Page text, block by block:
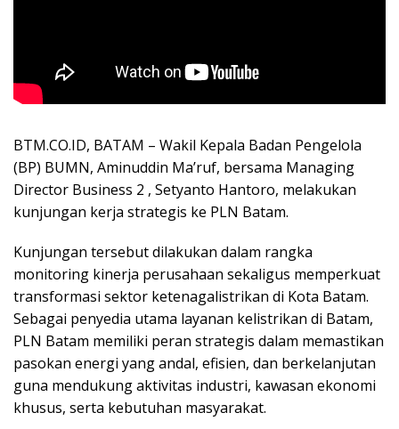
BTM.CO.ID, BATAM – Wakil Kepala Badan Pengelola
(BP) BUMN, Aminuddin Ma’ruf, bersama Managing
Director Business 2 , Setyanto Hantoro, melakukan
kunjungan kerja strategis ke PLN Batam.
Kunjungan tersebut dilakukan dalam rangka
monitoring kinerja perusahaan sekaligus memperkuat
transformasi sektor ketenagalistrikan di Kota Batam.
Sebagai penyedia utama layanan kelistrikan di Batam,
PLN Batam memiliki peran strategis dalam memastikan
pasokan energi yang andal, efisien, dan berkelanjutan
guna mendukung aktivitas industri, kawasan ekonomi
khusus, serta kebutuhan masyarakat.